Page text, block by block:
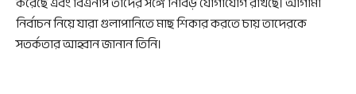
নির্বাচন নিয়ে যারা গুলাপানিতে মাছ শিকার করতে চায় তাদেরকে
সতর্কতার আহ্বান জানান তিনি।